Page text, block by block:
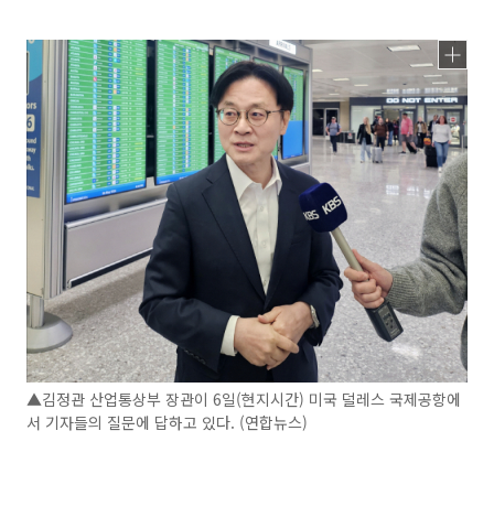
▲김정관 산업통상부 장관이 6일(현지시간) 미국 덜레스 국제공항에
서 기자들의 질문에 답하고 있다. (연합뉴스)